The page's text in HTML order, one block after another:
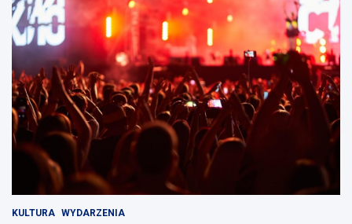
o
s
z
c
z
y
!
KULTURA WYDARZENIA